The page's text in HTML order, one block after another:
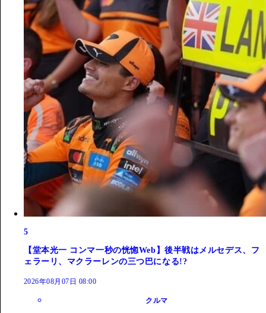
5
【堂本光一 コンマ一秒の恍惚Web】後半戦はメルセデス、フ
ェラーリ、マクラーレンの三つ巴になる!?
2026年08月07日 08:00
クルマ